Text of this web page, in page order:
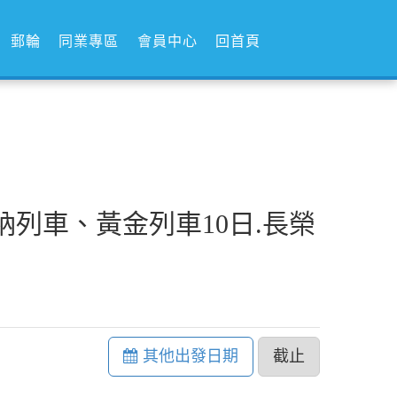
郵輪 同業專區 會員中心 回首頁
列車、黃金列車10日.長榮
其他出發日期 截止